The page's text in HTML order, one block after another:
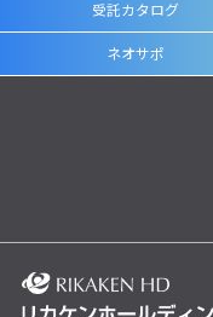
受託カタログ
ネオサポ